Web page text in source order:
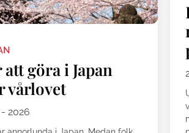
att göra i Japan
vårlovet
2026